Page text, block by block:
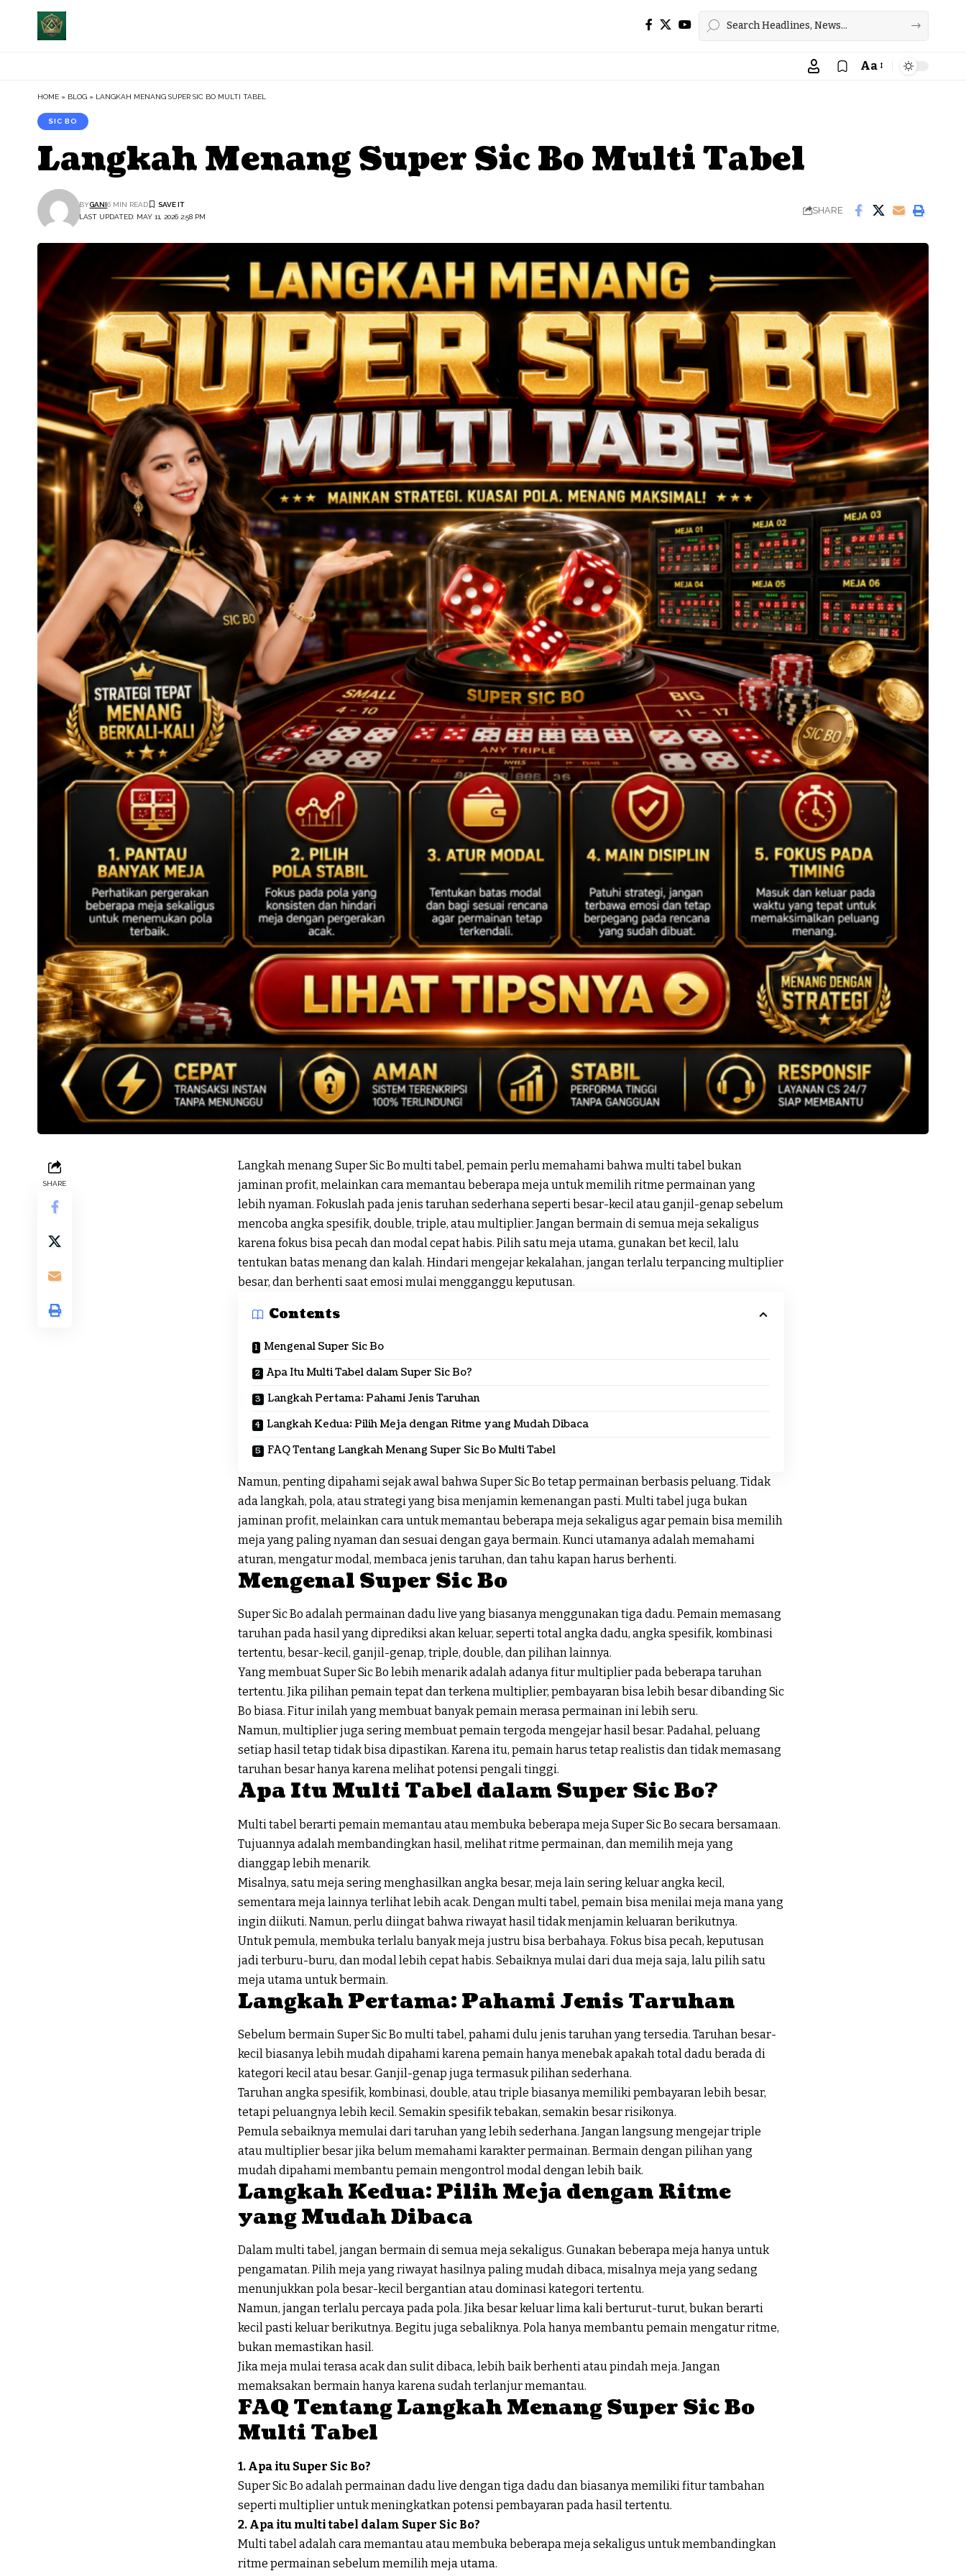
Aa
HOME » BLOG » LANGKAH MENANG SUPER SIC BO MULTI TABEL
SIC BO
Langkah Menang Super Sic Bo Multi Tabel
LAST UPDATED: MAY 11, 2026 2:58 PM
BYGANI6 MIN READ
SHARE
SHARE
Langkah menang Super Sic Bo multi tabel, pemain perlu memahami bahwa multi tabel bukan
jaminan profit, melainkan cara memantau beberapa meja untuk memilih ritme permainan yang
lebih nyaman. Fokuslah pada jenis taruhan sederhana seperti besar-kecil atau ganjil-genap sebelum
mencoba angka spesifik, double, triple, atau multiplier. Jangan bermain di semua meja sekaligus
karena fokus bisa pecah dan modal cepat habis. Pilih satu meja utama, gunakan bet kecil, lalu
tentukan batas menang dan kalah. Hindari mengejar kekalahan, jangan terlalu terpancing multiplier
besar, dan berhenti saat emosi mulai mengganggu keputusan.
Contents
Mengenal Super Sic Bo
Apa Itu Multi Tabel dalam Super Sic Bo?
Langkah Pertama: Pahami Jenis Taruhan
Langkah Kedua: Pilih Meja dengan Ritme yang Mudah Dibaca
FAQ Tentang Langkah Menang Super Sic Bo Multi Tabel
Namun, penting dipahami sejak awal bahwa Super Sic Bo tetap permainan berbasis peluang. Tidak
ada langkah, pola, atau strategi yang bisa menjamin kemenangan pasti. Multi tabel juga bukan
jaminan profit, melainkan cara untuk memantau beberapa meja sekaligus agar pemain bisa memilih
meja yang paling nyaman dan sesuai dengan gaya bermain. Kunci utamanya adalah memahami
aturan, mengatur modal, membaca jenis taruhan, dan tahu kapan harus berhenti.
Mengenal Super Sic Bo
Super Sic Bo adalah permainan dadu live yang biasanya menggunakan tiga dadu. Pemain memasang
taruhan pada hasil yang diprediksi akan keluar, seperti total angka dadu, angka spesifik, kombinasi
tertentu, besar-kecil, ganjil-genap, triple, double, dan pilihan lainnya.
Yang membuat Super Sic Bo lebih menarik adalah adanya fitur multiplier pada beberapa taruhan
tertentu. Jika pilihan pemain tepat dan terkena multiplier, pembayaran bisa lebih besar dibanding Sic
Bo biasa. Fitur inilah yang membuat banyak pemain merasa permainan ini lebih seru.
Namun, multiplier juga sering membuat pemain tergoda mengejar hasil besar. Padahal, peluang
setiap hasil tetap tidak bisa dipastikan. Karena itu, pemain harus tetap realistis dan tidak memasang
taruhan besar hanya karena melihat potensi pengali tinggi.
Apa Itu Multi Tabel dalam Super Sic Bo?
Multi tabel berarti pemain memantau atau membuka beberapa meja Super Sic Bo secara bersamaan.
Tujuannya adalah membandingkan hasil, melihat ritme permainan, dan memilih meja yang
dianggap lebih menarik.
Misalnya, satu meja sering menghasilkan angka besar, meja lain sering keluar angka kecil,
sementara meja lainnya terlihat lebih acak. Dengan multi tabel, pemain bisa menilai meja mana yang
ingin diikuti. Namun, perlu diingat bahwa riwayat hasil tidak menjamin keluaran berikutnya.
Untuk pemula, membuka terlalu banyak meja justru bisa berbahaya. Fokus bisa pecah, keputusan
jadi terburu-buru, dan modal lebih cepat habis. Sebaiknya mulai dari dua meja saja, lalu pilih satu
meja utama untuk bermain.
Langkah Pertama: Pahami Jenis Taruhan
Sebelum bermain SuperSic Bo multi tabel, pahami dulu jenis taruhan yang tersedia. Taruhan besar-
kecil biasanya lebih mudah dipahami karena pemain hanya menebak apakah total dadu berada di
kategori kecil atau besar. Ganjil-genap juga termasuk pilihan sederhana.
Taruhan angka spesifik, kombinasi, double, atau triple biasanya memiliki pembayaran lebih besar,
tetapi peluangnya lebih kecil. Semakin spesifik tebakan, semakin besar risikonya.
Pemula sebaiknya memulai dari taruhan yang lebih sederhana. Jangan langsung mengejar triple
atau multiplier besar jika belum memahami karakter permainan. Bermain dengan pilihan yang
mudah dipahami membantu pemain mengontrol modal dengan lebih baik.
Langkah Kedua: Pilih Meja dengan Ritme
yang Mudah Dibaca
Dalam multi tabel, jangan bermain di semua meja sekaligus. Gunakan beberapa meja hanya untuk
pengamatan. Pilih meja yang riwayat hasilnya paling mudah dibaca, misalnya meja yang sedang
menunjukkan pola besar-kecil bergantian atau dominasi kategori tertentu.
Namun, jangan terlalu percaya pada pola. Jika besar keluar lima kali berturut-turut, bukan berarti
kecil pasti keluar berikutnya. Begitu juga sebaliknya. Pola hanya membantu pemain mengatur ritme,
bukan memastikan hasil.
Jika meja mulai terasa acak dan sulit dibaca, lebih baik berhenti atau pindah meja. Jangan
memaksakan bermain hanya karena sudah terlanjur memantau.
FAQ Tentang Langkah Menang Super Sic Bo
Multi Tabel
1. Apa itu Super Sic Bo?
Super Sic Bo adalah permainan dadu live dengan tiga dadu dan biasanya memiliki fitur tambahan
seperti multiplier untuk meningkatkan potensi pembayaran pada hasil tertentu.
2. Apa itu multi tabel dalam Super Sic Bo?
Multi tabel adalah cara memantau atau membuka beberapa meja sekaligus untuk membandingkan
ritme permainan sebelum memilih meja utama.